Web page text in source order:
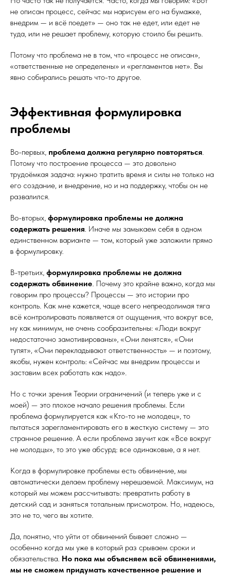
не описан процесс, сейчас мы нарисуем его на бумажке,
внедрим — и всё поедет» — оно так не едет, или едет не
туда, или не решает проблему, которую стоило бы решить.
Потому что проблема не в том, что «процесс не описан»,
«ответственные не определены» и «регламентов нет». Вы
явно собирались решать что-то другое.
Эффективная формулировка
проблемы
Во-первых, проблема должна регулярно повторяться.
Потому что построение процесса — это довольно
трудоёмкая задача: нужно тратить время и силы не только на
его создание, и внедрение, но и на поддержку, чтобы он не
развалился.
Во-вторых, формулировка проблемы не должна
содержать решения. Иначе мы замыкаем себя в одном
единственном варианте — том, который уже заложили прямо
в формулировку.
В-третьих, формулировка проблемы не должна
содержать обвинение. Почему это крайне важно, когда мы
говорим про процессы? Процессы — это истории про
контроль. Как мне кажется, чаще всего непреодолимая тяга
всё контролировать появляется от ощущения, что вокруг все,
ну как минимум, не очень сообразительны: «Люди вокруг
недостаточно замотивированы», «Они ленятся», «Они
тупят», «Они перекладывают ответственность» — и поэтому,
якобы, нужен контроль: «Сейчас мы внедрим процессы и
заставим всех работать как надо».
Но с точки зрения Теории ограничений (и теперь уже и с
моей) — это плохое начало решения проблемы. Если
проблема формулируется как «Кто-то не молодец», то
пытаться зарегламентировать его в жесткую систему — это
странное решение. А если проблема звучит как «Все вокруг
не молодцы», то это уже абсурд: все одинаковые, а я нет.
Когда в формулировке проблемы есть обвинение, мы
автоматически делаем проблему нерешаемой. Максимум, на
который мы можем рассчитывать: превратить работу в
детский сад и заняться тотальным присмотром. Но, надеюсь,
это не то, чего вы хотите.
Да, понятно, что уйти от обвинений бывает сложно —
особенно когда мы уже в который раз срываем сроки и
обязательства. Но пока мы объясняем всё обвинениями,
мы не сможем придумать качественное решение и